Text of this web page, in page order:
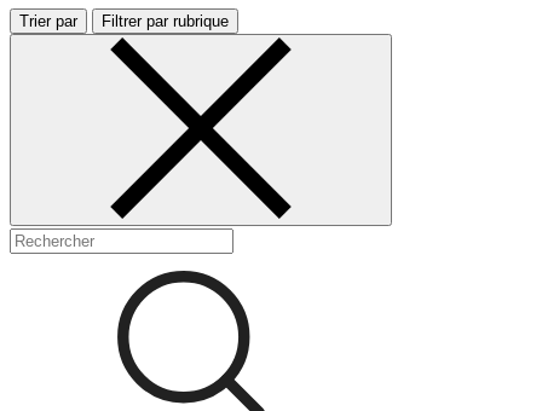
Trier par Filtrer par rubrique